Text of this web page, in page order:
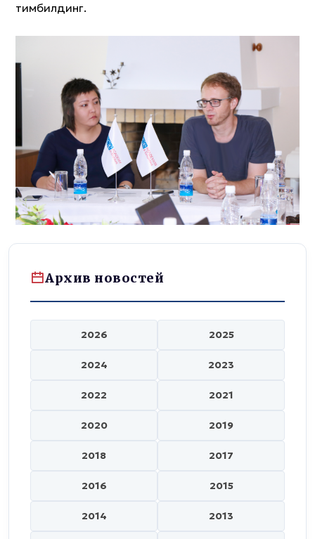
тимбилдинг.
Архив новостей
2026 2025
2024 2023
2022 2021
2020 2019
2018 2017
2016 2015
2014 2013